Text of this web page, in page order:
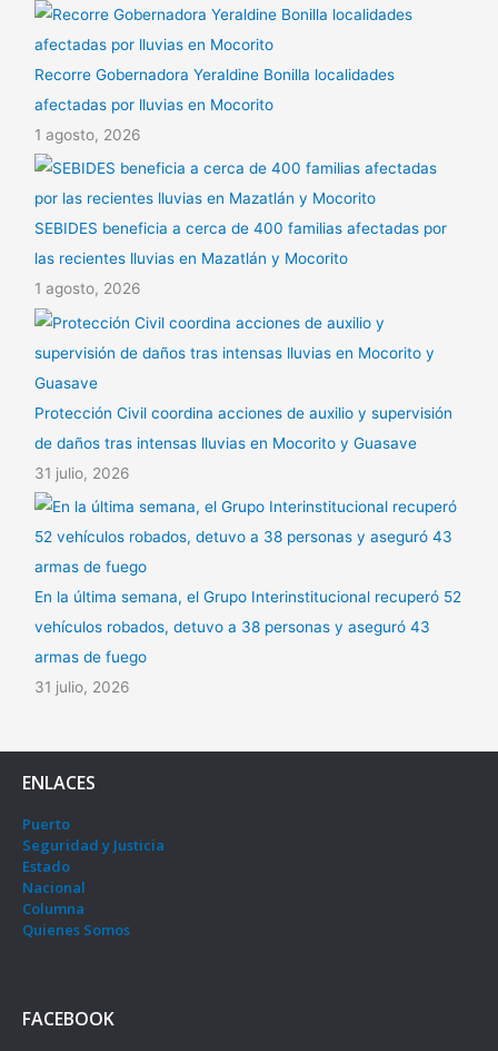
Recorre Gobernadora Yeraldine Bonilla localidades
afectadas por lluvias en Mocorito
1 agosto, 2026
SEBIDES beneficia a cerca de 400 familias afectadas por
las recientes lluvias en Mazatlán y Mocorito
1 agosto, 2026
Protección Civil coordina acciones de auxilio y supervisión
de daños tras intensas lluvias en Mocorito y Guasave
31 julio, 2026
En la última semana, el Grupo Interinstitucional recuperó 52
vehículos robados, detuvo a 38 personas y aseguró 43
armas de fuego
31 julio, 2026
ENLACES
Puerto
Seguridad y Justicia
Estado
Nacional
Columna
Quienes Somos
FACEBOOK